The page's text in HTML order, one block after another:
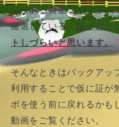
りがある貴重なオシャボ
厳選していると証が付か
トしづらいと思います。
そんなときはバックアッ
利用することで仮に証が
ボを使う前に戻れるかも
動画をご覧ください。